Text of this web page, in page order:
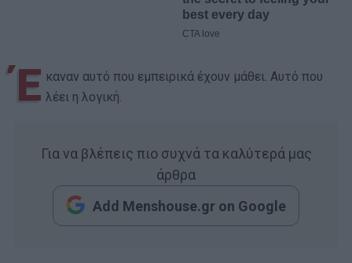
Έ καναν αυτό που εμπειρικά έχουν μάθει. Αυτό που
λέει η λογική.
Για να βλέπεις πιο συχνά τα καλύτερά μας
άρθρα
Add Menshouse.gr on Google